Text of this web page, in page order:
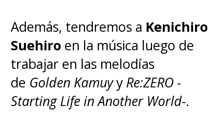
Además, tendremos a Kenichiro
Suehiro en la música luego de
trabajar en las melodías
de Golden Kamuyy Re:ZERO -
Starting Life in Another World-.